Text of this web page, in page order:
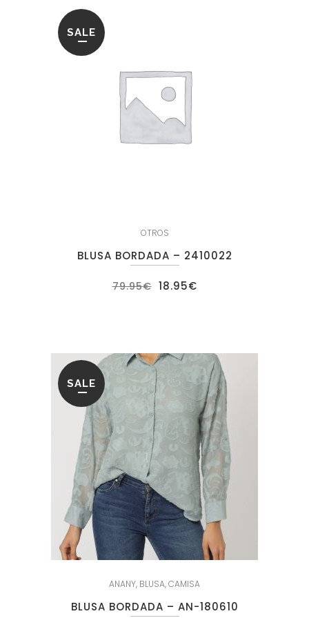
SALE
OTROS
BLUSA BORDADA – 2410022
79.95€ El
precio
18.95€El
SALE
ANANY, BLUSA,CAMISA
BLUSA BORDADA – AN-180610